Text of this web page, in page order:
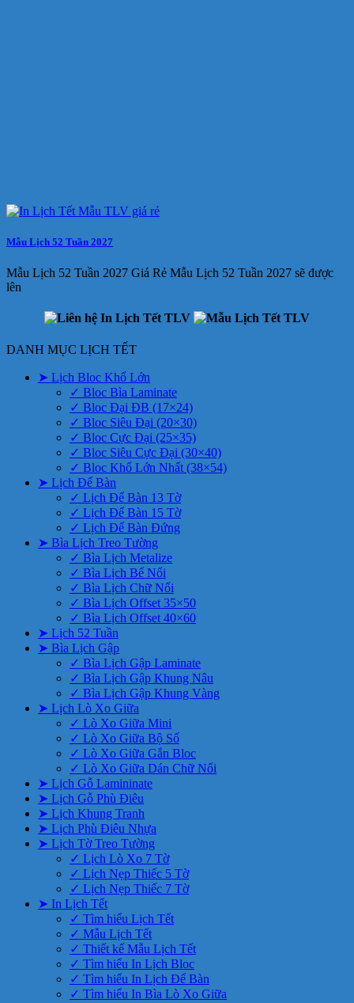
Mẫu Lịch 52 Tuần 2027
Mẫu Lịch 52 Tuần 2027 Giá Rẻ Mẫu Lịch 52 Tuần 2027 sẽ được
lên
DANH MỤC LỊCH TẾT
➤ Lịch Bloc Khổ Lớn
✓ Bloc Bìa Laminate
✓ Bloc Đại ĐB (17×24)
✓ Bloc Siêu Đại (20×30)
✓ Bloc Cực Đại (25×35)
✓ Bloc Siêu Cực Đại (30×40)
✓ Bloc Khổ Lớn Nhất (38×54)
➤ Lịch Để Bàn
✓ Lịch Để Bàn 13 Tờ
✓ Lịch Để Bàn 15 Tờ
✓ Lịch Để Bàn Đứng
➤ Bìa Lịch Treo Tường
✓ Bìa Lịch Metalize
✓ Bìa Lịch Bế Nổi
✓ Bìa Lịch Chữ Nổi
✓ Bìa Lịch Offset 35×50
✓ Bìa Lịch Offset 40×60
➤ Lịch 52 Tuần
➤ Bìa Lịch Gập
✓ Bìa Lịch Gập Laminate
✓ Bìa Lịch Gập Khung Nâu
✓ Bìa Lịch Gập Khung Vàng
➤ Lịch Lò Xo Giữa
✓ Lò Xo Giữa Mini
✓ Lò Xo Giữa Bộ Số
✓ Lò Xo Giữa Gắn Bloc
✓ Lò Xo Giữa Dán Chữ Nổi
➤ Lịch Gỗ Lamininate
➤ Lịch Gỗ Phù Điêu
➤ Lịch Khung Tranh
➤ Lịch Phù Điêu Nhựa
➤ Lịch Tờ Treo Tường
✓ Lịch Lò Xo 7 Tờ
✓ Lịch Nẹp Thiếc 5 Tờ
✓ Lịch Nẹp Thiếc 7 Tờ
➤ In Lịch Tết
✓ Tìm hiểu Lịch Tết
✓ Mẫu Lịch Tết
✓ Thiết kế Mẫu Lịch Tết
✓ Tìm hiểu In Lịch Bloc
✓ Tìm hiểu In Lịch Để Bàn
✓ Tìm hiểu In Bìa Lò Xo Giữa